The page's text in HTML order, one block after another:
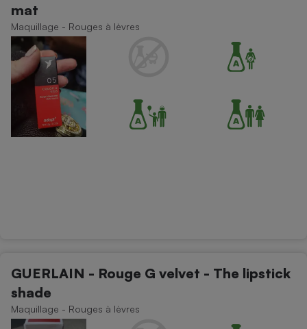
mat
Maquillage - Rouges à lèvres
GUERLAIN - Rouge G velvet - The lipstick
shade
Maquillage - Rouges à lèvres